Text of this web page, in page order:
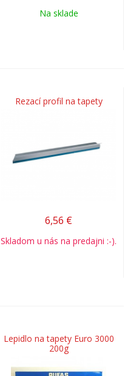
Na sklade
Rezací profil na tapety
6,56 €
Skladom u nás na predajni :-).
Lepidlo na tapety Euro 3000
200g